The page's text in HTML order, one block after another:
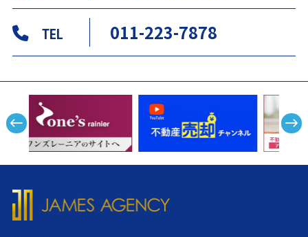
TEL 011-223-7878